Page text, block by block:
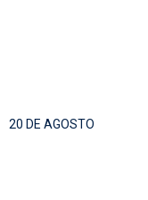
20 DE AGOSTO